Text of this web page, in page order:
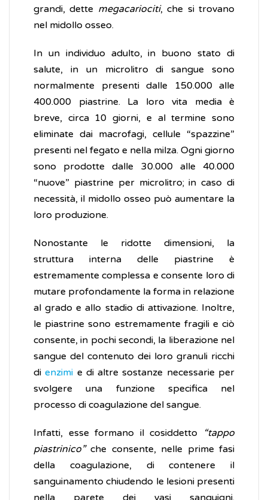
grandi, dette megacariociti, che si trovano
nel midollo osseo.
In un individuo adulto, in buono stato di
salute, in un microlitro di sangue sono
normalmente presenti dalle 150.000 alle
400.000 piastrine. La loro vita media è
breve, circa 10 giorni, e al termine sono
eliminate dai macrofagi, cellule “spazzine”
presenti nel fegato e nella milza. Ogni giorno
sono prodotte dalle 30.000 alle 40.000
“nuove” piastrine per microlitro; in caso di
necessità, il midollo osseo può aumentare la
loro produzione.
Nonostante le ridotte dimensioni, la
struttura interna delle piastrine è
estremamente complessa e consente loro di
mutare profondamente la forma in relazione
al grado e allo stadio di attivazione. Inoltre,
le piastrine sono estremamente fragili e ciò
consente, in pochi secondi, la liberazione nel
sangue del contenuto dei loro granuli ricchi
dienzimi e di altre sostanze necessarie per
svolgere una funzione specifica nel
processo di coagulazione del sangue.
Infatti, esse formano il cosiddetto
“tappo
piastrinico”che consente, nelle prime fasi
della coagulazione, di contenere il
sanguinamento chiudendo le lesioni presenti